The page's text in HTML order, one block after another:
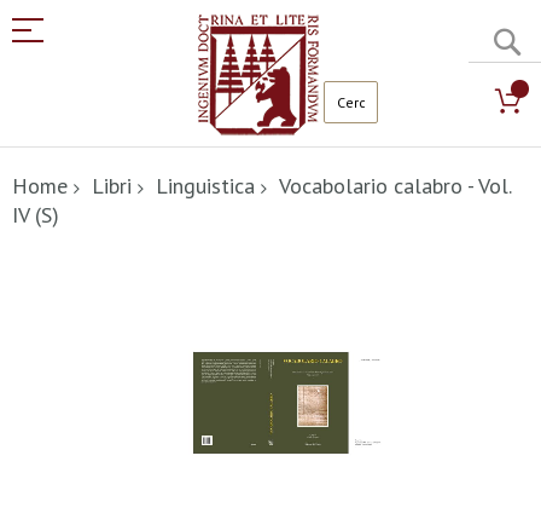
al
contenuto
Home Libri Linguistica
Vocabolario calabro - Vol.
IV (S)